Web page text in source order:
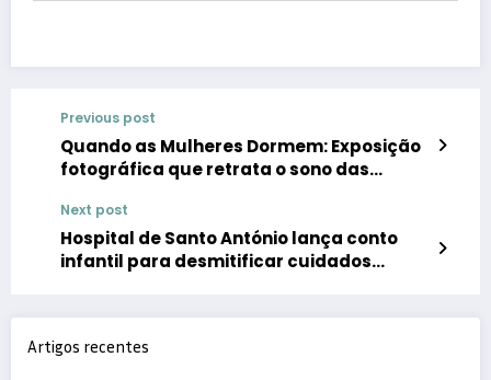
Previous post
Quando as Mulheres Dormem: Exposição
fotográfica que retrata o sono das
país a partir de março
Next post
Hospital de Santo António lança conto
infantil para desmitificar cuidados
Artigos recentes